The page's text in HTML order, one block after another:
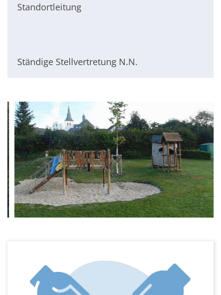
Standortleitung
Ständige Stellvertretung N.N.